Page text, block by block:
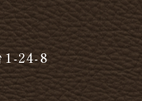
1-24-8